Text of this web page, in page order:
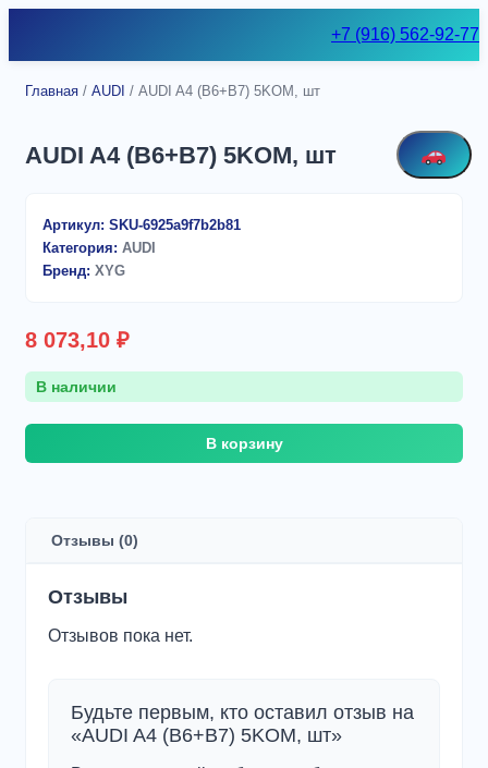
+7 (916) 562-92-77
Главная / AUDI / AUDI A4 (B6+B7) 5KOM, шт
AUDI A4 (B6+B7) 5KOM, шт
Артикул: SKU-6925a9f7b2b81
Категория: AUDI
Бренд: XYG
8 073,10 ₽
В наличии
Количество
В корзину
Отзывы (0)
Отзывы
Отзывов пока нет.
Будьте первым, кто оставил отзыв на
«AUDI A4 (B6+B7) 5KOM, шт»